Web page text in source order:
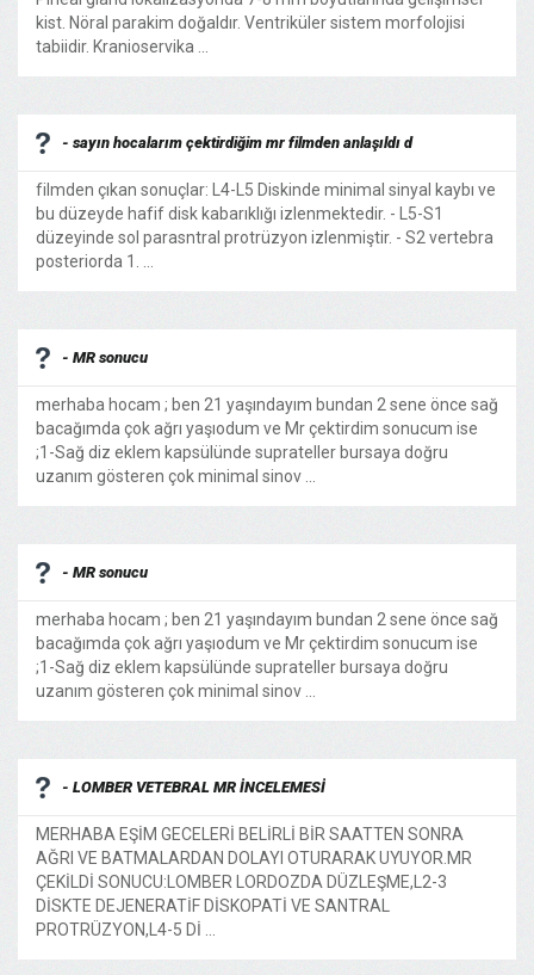
kist. Nöral parakim doğaldır. Ventriküler sistem morfolojisi
tabiidir. Kranioservika ...
- sayın hocalarım çektirdiğim mr filmden anlaşıldı d
filmden çıkan sonuçlar: L4-L5 Diskinde minimal sinyal kaybı ve
bu düzeyde hafif disk kabarıklığı izlenmektedir. - L5-S1
düzeyinde sol parasntral protrüzyon izlenmiştir. - S2 vertebra
posteriorda 1. ...
- MR sonucu
merhaba hocam ; ben 21 yaşındayım bundan 2 sene önce sağ
bacağımda çok ağrı yaşıodum ve Mr çektirdim sonucum ise
;1-Sağ diz eklem kapsülünde suprateller bursaya doğru
uzanım gösteren çok minimal sinov ...
- MR sonucu
merhaba hocam ; ben 21 yaşındayım bundan 2 sene önce sağ
bacağımda çok ağrı yaşıodum ve Mr çektirdim sonucum ise
;1-Sağ diz eklem kapsülünde suprateller bursaya doğru
uzanım gösteren çok minimal sinov ...
- LOMBER VETEBRAL MR İNCELEMESİ
MERHABA EŞİM GECELERİ BELİRLİ BİR SAATTEN SONRA
AĞRI VE BATMALARDAN DOLAYI OTURARAK UYUYOR.MR
ÇEKİLDİ SONUCU:LOMBER LORDOZDA DÜZLEŞME,L2-3
DİSKTE DEJENERATİF DİSKOPATİ VE SANTRAL
PROTRÜZYON,L4-5 Dİ ...